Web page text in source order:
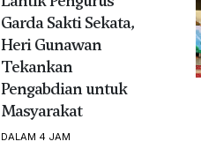
Garda Sakti Sekata,
Heri Gunawan
Tekankan
Pengabdian untuk
Masyarakat
DALAM 4 JAM